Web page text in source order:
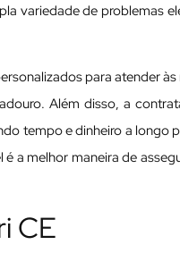
variedade de problemas
para atender
Além disso, a
tempo e dinheiro a longo
a melhor maneira de
CE